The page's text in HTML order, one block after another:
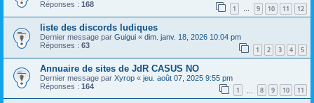
Réponses : 168 1 … 9 10 11 12
liste des discords ludiques
Dernier message par Guigui « dim. janv. 18, 2026 10:04 pm
Réponses : 63 1 2 3 4 5
Annuaire de sites de JdR CASUS NO
Dernier message par Xyrop « jeu. août 07, 2025 9:55 pm
Réponses : 164 1 8 9 10 11